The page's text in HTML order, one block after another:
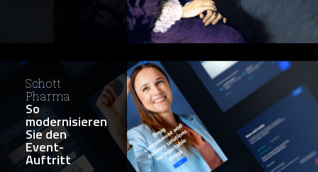
Schott
Pharma
So
modernisieren
Sie den
Event-
Auftritt